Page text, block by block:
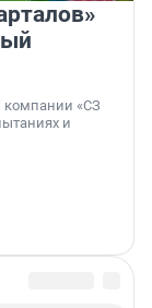
компании «СЗ
и